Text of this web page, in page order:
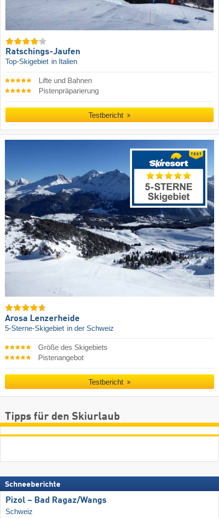
Ratschings-Jaufen
Top-Skigebiet in Italien
Lifte und Bahnen
Pistenpräparierung
Testbericht
Arosa Lenzerheide
5-Sterne-Skigebiet in der Schweiz
Größe des Skigebiets
Pistenangebot
Testbericht
Tipps für den Skiurlaub
Schneeberichte
Pizol – Bad Ragaz/​Wangs
Schweiz